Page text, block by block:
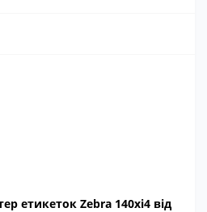
етикеток Zebra 140xi4 від